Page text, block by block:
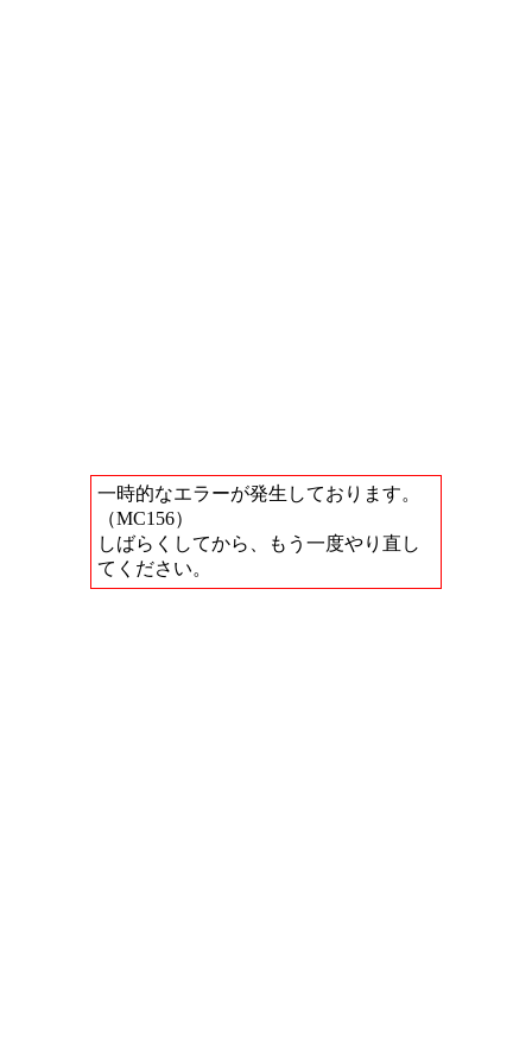
一時的なエラーが発生しております。
（MC156）
しばらくしてから、もう一度やり直し
てください。